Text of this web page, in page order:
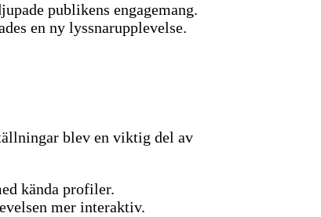
publikens engagemang.
en ny lyssnarupplevelse.
blev en viktig del av
kända profiler.
mer interaktiv.